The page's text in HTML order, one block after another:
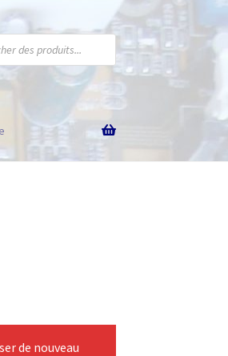
de nouveau